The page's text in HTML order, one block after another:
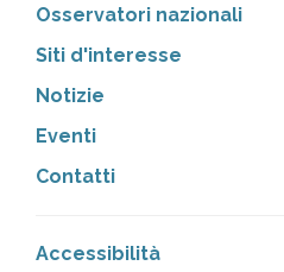
Osservatori nazionali
Siti d'interesse
Notizie
Eventi
Contatti
Accessibilità